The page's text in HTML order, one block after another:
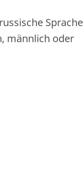
Sprache
männlich oder